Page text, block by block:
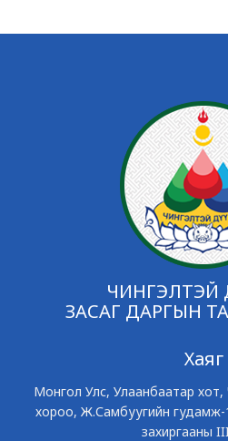
ЧИНГЭЛТЭЙ
ЗАСАГ ДАРГЫН
Хаяг
Монгол Улс, Улаанбаатар хот,
хороо, Ж.Самбуугийн гудамж-
захиргааны